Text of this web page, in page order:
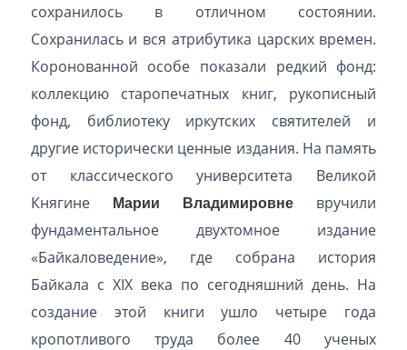
сохранилось в отличном состоянии.
Сохранилась и вся атрибутика царских времен.
Коронованной особе показали редкий фонд:
коллекцию старопечатных книг, рукописный
фонд, библиотеку иркутских святителей и
другие исторически ценные издания. На память
от классического университета Великой
Княгине Марии Владимировне вручили
фундаментальное двухтомное издание
«Байкаловедение», где собрана история
Байкала с XIX века по сегодняшний день. На
создание этой книги ушло четыре года
кропотливого труда более 40 ученых